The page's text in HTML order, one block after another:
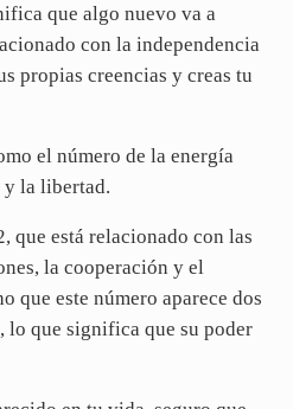
que algo nuevo va a
con la independencia
propias creencias y creas tu
el número de la energía
la libertad.
que está relacionado con las
la cooperación y el
que este número aparece dos
lo que significa que su poder